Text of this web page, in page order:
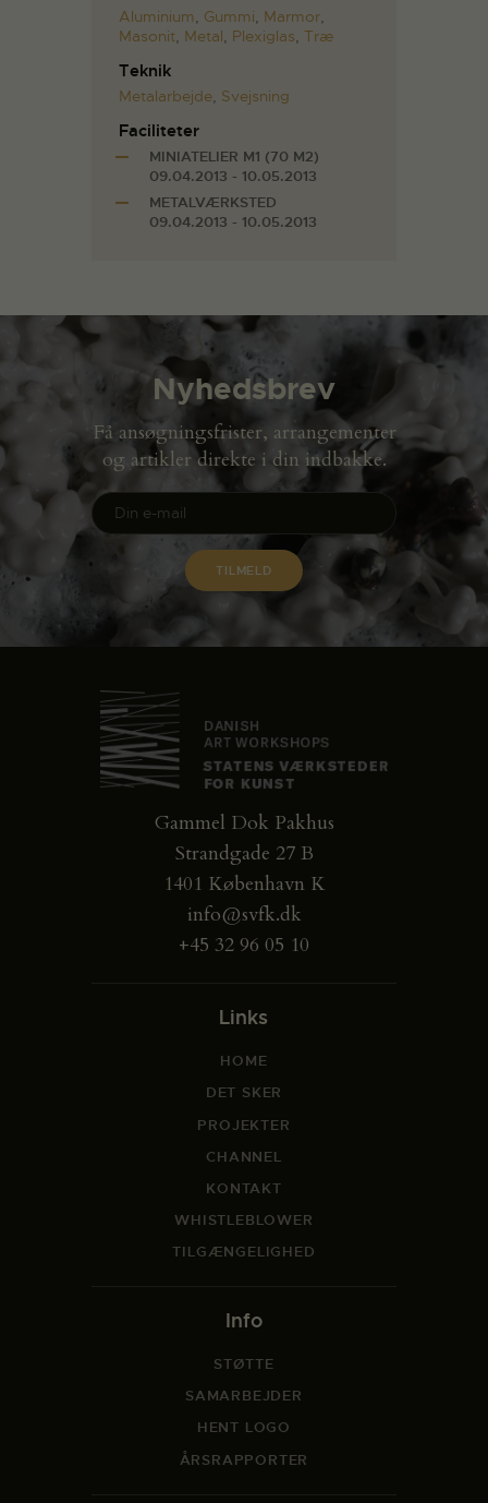
Aluminium, Gummi, Marmor,
Masonit, Metal, Plexiglas, Træ
Teknik
Metalarbejde, Svejsning
Faciliteter
MINIATELIER M1 (70 M2)
09.04.2013 - 10.05.2013
METALVÆRKSTED
09.04.2013 - 10.05.2013
Nyhedsbrev
Få ansøgningsfrister, arrangementer
og artikler direkte i din indbakke.
Gammel Dok Pakhus
Strandgade 27 B
1401 København K
info@svfk.dk
+45 32 96 05 10
Links
HOME
DET SKER
PROJEKTER
CHANNEL
KONTAKT
WHISTLEBLOWER
TILGÆNGELIGHED
Info
STØTTE
SAMARBEJDER
HENT LOGO
ÅRSRAPPORTER